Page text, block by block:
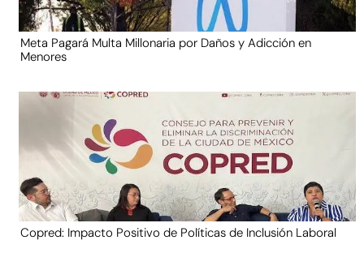
Meta Pagará Multa Millonaria por Daños y Adicción en
Menores
Copred: Impacto Positivo de Políticas de Inclusión Laboral